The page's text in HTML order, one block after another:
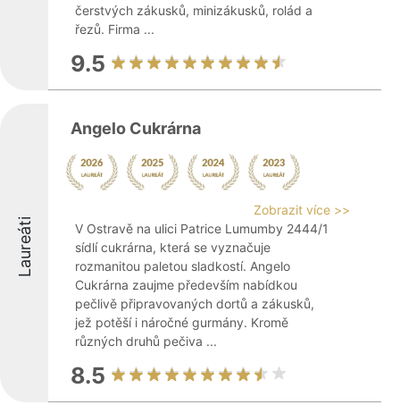
čerstvých zákusků, minizákusků, rolád a
řezů. Firma ...
9.5
Laureáti
Angelo Cukrárna
Zobrazit více >>
V Ostravě na ulici Patrice Lumumby 2444/1
sídlí cukrárna, která se vyznačuje
rozmanitou paletou sladkostí. Angelo
Cukrárna zaujme především nabídkou
pečlivě připravovaných dortů a zákusků,
jež potěší i náročné gurmány. Kromě
různých druhů pečiva ...
8.5